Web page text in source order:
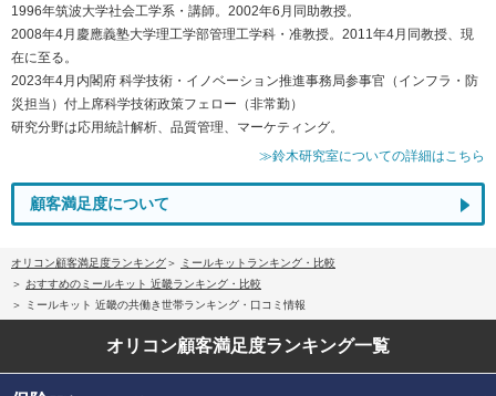
1996年筑波大学社会工学系・講師。2002年6月同助教授。
2008年4月慶應義塾大学理工学部管理工学科・准教授。2011年4月同教授、現
在に至る。
2023年4月内閣府 科学技術・イノベーション推進事務局参事官（インフラ・防
災担当）付上席科学技術政策フェロー（非常勤）
研究分野は応用統計解析、品質管理、マーケティング。
≫鈴木研究室についての詳細はこちら
顧客満足度について
オリコン顧客満足度ランキング
ミールキットランキング・比較
おすすめのミールキット 近畿ランキング・比較
ミールキット 近畿の共働き世帯ランキング・口コミ情報
オリコン顧客満足度ランキング一覧